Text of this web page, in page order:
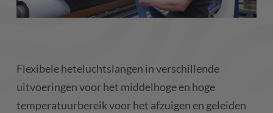
Flexibele heteluchtslangen in verschillende
uitvoeringen voor het middelhoge en hoge
temperatuurbereik voor het afzuigen en geleiden